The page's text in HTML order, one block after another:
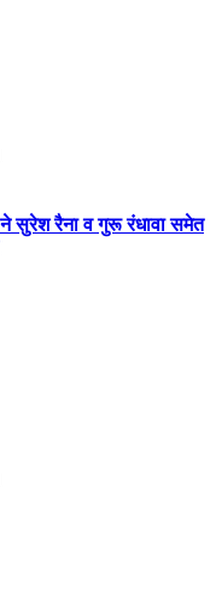
सुरेश रैना व गुरू रंधावा समेत